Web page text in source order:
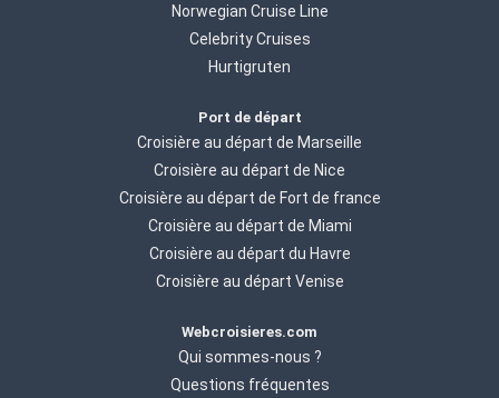
Norwegian Cruise Line
Celebrity Cruises
Hurtigruten
Port de départ
Croisière au départ de Marseille
Croisière au départ de Nice
Croisière au départ de Fort de france
Croisière au départ de Miami
Croisière au départ du Havre
Croisière au départ Venise
Webcroisieres.com
Qui sommes-nous ?
Questions fréquentes